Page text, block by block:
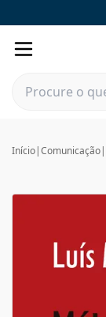
Início|Comunicação|